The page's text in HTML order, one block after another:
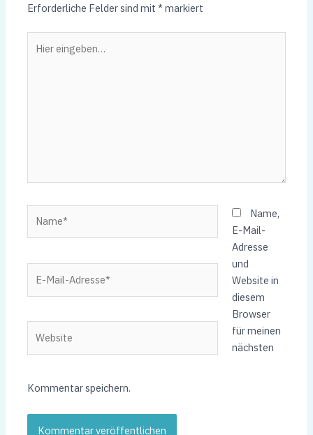
Erforderliche Felder sind mit*markiert
eingeben…
Mail-
Name,
E-Mail-
Adresse
und
Website in
diesem
Browser
für meinen
nächsten
Kommentar speichern.